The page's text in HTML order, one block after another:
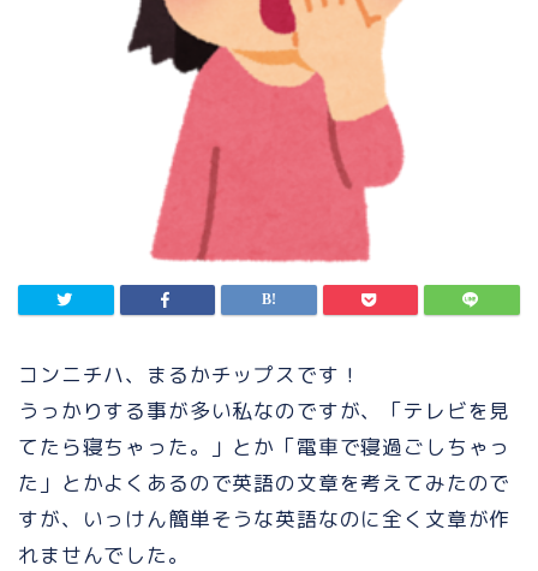
コンニチハ、まるかチップスです！
うっかりする事が多い私なのですが、「テレビを見
てたら寝ちゃった。」とか「電車で寝過ごしちゃっ
た」とかよくあるので英語の文章を考えてみたので
すが、いっけん簡単そうな英語なのに全く文章が作
れませんでした。